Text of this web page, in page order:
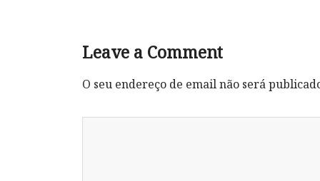
Leave a Comment
O seu endereço de email não será